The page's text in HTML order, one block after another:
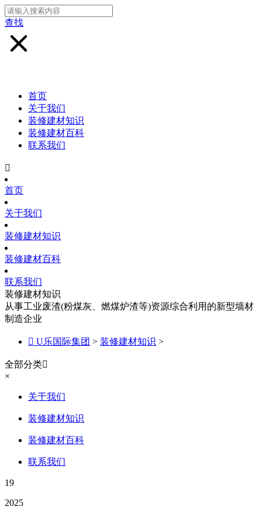
查找
首页
关于我们
装修建材知识
装修建材百科
联系我们

首页
关于我们
装修建材知识
装修建材百科
联系我们
装修建材知识
从事工业废渣(粉煤灰、燃煤炉渣等)资源综合利用的新型墙材
制造企业
 U乐国际集团 > 装修建材知识 >
全部分类
×
关于我们
装修建材知识
装修建材百科
联系我们
19
2025